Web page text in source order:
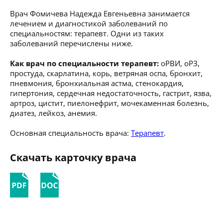
Врач Фомичева Надежда Евгеньевна занимается
лечением и диагностикой заболеваний по
специальностям: терапевт. Одни из таких
заболеваний перечислены ниже.
Как врач по специальности терапевт: оРВИ, оРЗ,
простуда, скарлатина, корь, ветряная оспа, бронхит,
пневмония, бронхиальная астма, стенокардия,
гипертония, сердечная недостаточность, гастрит, язва,
артроз, цистит, пиелонефрит, мочекаменная болезнь,
диатез, лейкоз, анемия.
Основная специальность врача: Терапевт.
Скачать карточку врача